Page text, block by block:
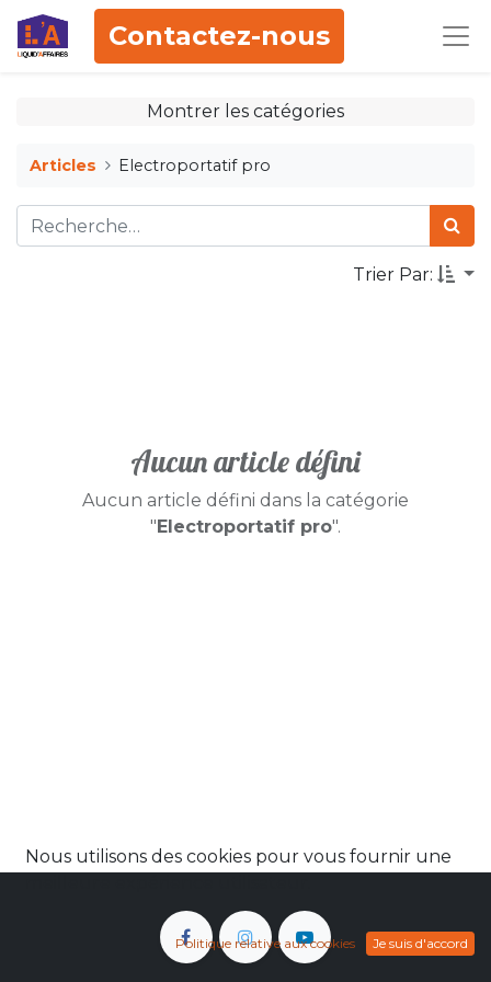
Contactez-nous
Montrer les catégories
Articles Electroportatif pro
Trier Par:
Aucun article défini
Aucun article défini dans la catégorie
" Electroportatif pro".
Nous utilisons des cookies pour vous fournir une
Politique relative aux cookies Je suis d'accord